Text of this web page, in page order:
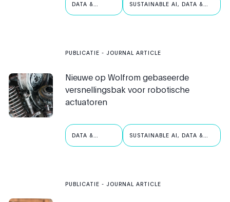
DATA &
SUSTAINABLE AI, DATA &
PUBLICATIE - JOURNAL ARTICLE
Nieuwe op Wolfrom gebaseerde
versnellingsbak voor robotische
actuatoren
DATA &
SUSTAINABLE AI, DATA &
PUBLICATIE - JOURNAL ARTICLE